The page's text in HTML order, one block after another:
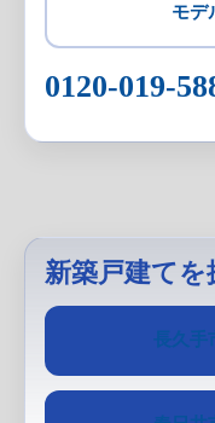
モデ
0120-019-
新築戸建てを
長久手